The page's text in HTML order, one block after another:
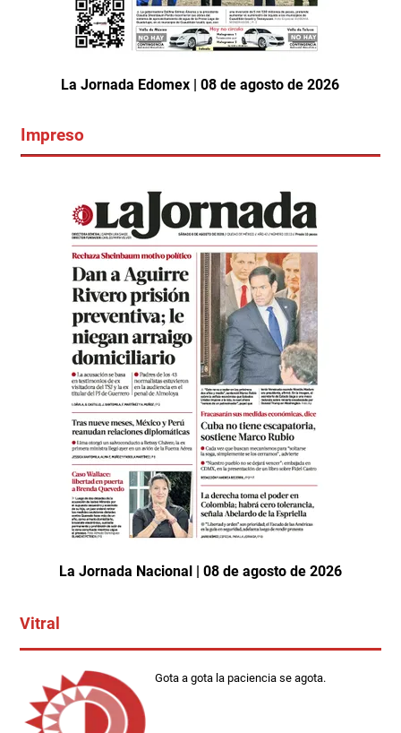
La Jornada Edomex | 08 de agosto de 2026
Impreso
La Jornada Nacional | 08 de agosto de 2026
Vitral
Gota a gota la paciencia se agota.